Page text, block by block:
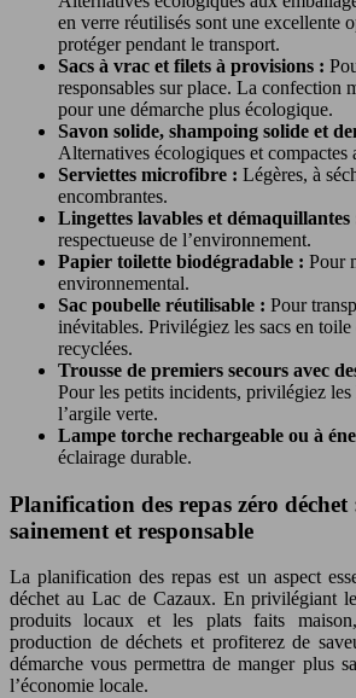
en verre réutilisés sont une excellente
protéger pendant le transport.
Sacs à vrac et filets à provisions :
responsables sur place. La confection
pour une démarche plus écologique.
Savon solide, shampoing solide et
Alternatives écologiques et
Serviettes microfibre : Légères, à
encombrantes.
Lingettes lavables et démaquillantes
respectueuse de l’environnement.
Papier toilette biodégradable : Pour
environnemental.
Sac poubelle réutilisable : Pour
inévitables. Privilégiez les sacs en toile
recyclées.
Trousse de premiers secours avec
Pour les petits incidents, privilégiez les
l’argile verte.
Lampe torche rechargeable ou à
éclairage durable.
Planification des repas zéro
sainement et responsable
La planification des repas est un aspect
déchet au Lac de Cazaux. En privilégiant
produits locaux et les plats faits
production de déchets et profiterez de
démarche vous permettra de manger plus
l’économie locale.